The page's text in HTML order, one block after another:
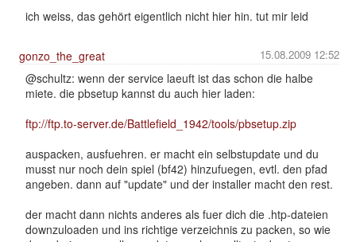
ich weiss, das gehört eigentlich nicht hier hin. tut mir leid
15.08.2009 12:52
gonzo_the_great
@schultz: wenn der service laeuft ist das schon die halbe
miete. die pbsetup kannst du auch hier laden:
ftp://ftp.to-server.de/Battlefield_1942/tools/pbsetup.zip
auspacken, ausfuehren. er macht ein selbstupdate und du
musst nur noch dein spiel (bf42) hinzufuegen, evtl. den pfad
angeben. dann auf "update" und der installer macht den rest.
der macht dann nichts anderes als fuer dich die .htp-dateien
downzuloaden und ins richtige verzeichnis zu packen, so wie